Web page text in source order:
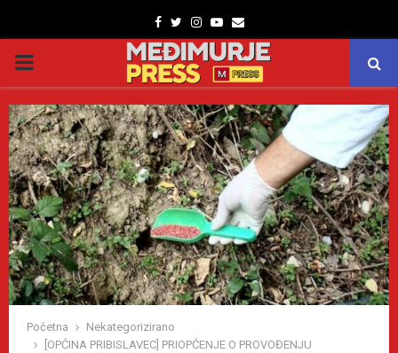
Facebook
TwitterInstagram
Youtube
Email
PRIMARY
MENU
Početna
Nekategorizirano
[OPĆINA PRIBISLAVEC] PRIOPĆENJE O PROVOĐENJU